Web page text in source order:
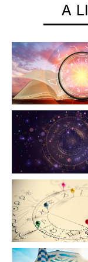
A